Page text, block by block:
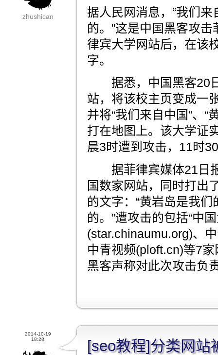
zhushican
据人民网消息，“我们
的。”这是中国黑客攻
律宾大学网站后，在该
字。
据悉，中国黑客20
站，将该校主页变成一
并将“我们来自中国”、“
打在地图上。该大学证
晨3时遭到攻击，11时
据菲律宾媒体21日
国数家网站，同时打出
的文字：“黄岩岛是我
的。”遭攻击的包括“中
(star.chinaumu.org)、
中青视频(ploft.cn)等7
黑客声称对此次攻击负
2014-10-19
18:28
[seo教程]分类网站